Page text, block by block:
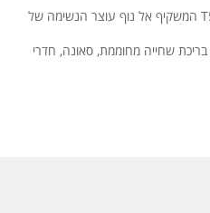
בגג המועדון נמצא מתחם היוקרה T5 המשקיף אל נוף עוצר הנשימה של
שחייה מחוממת, סאונה, חדרי